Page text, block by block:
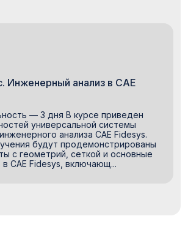
Инженерный анализ в CAE
— 3 дня В курсе приведен
универсальной системы
анализа CAE Fidesys.
будут продемонстрированы
с геометрий, сеткой и основные
CAE Fidesys, включающ...